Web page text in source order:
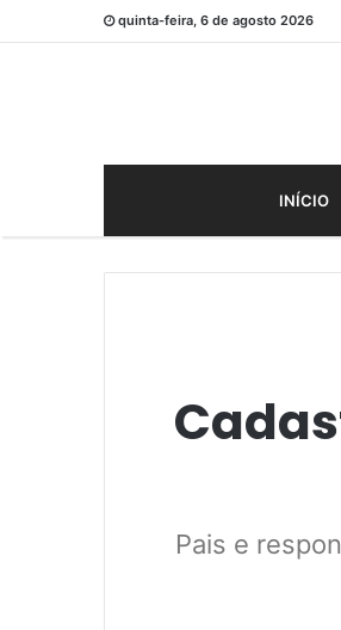
quinta-feira, 6 de agosto 2026
INÍCIO
Pais e